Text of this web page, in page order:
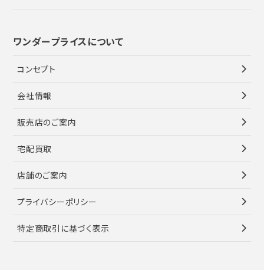
ワンダープライスについて
コンセプト
会社情報
販売店のご案内
宅配買取
店舗のご案内
プライバシーポリシー
特定商取引に基づく表示